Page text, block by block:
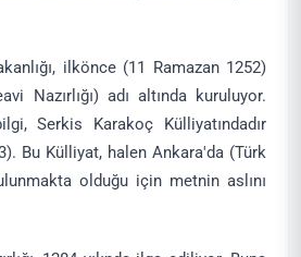
ilkönce (11 Ramazan 1252)
Nazırlığı) adı altında kuruluyor.
Serkis Karakoç Külliyatındadır
Bu Külliyat, halen Ankara'da (Türk
olduğu için metnin aslını